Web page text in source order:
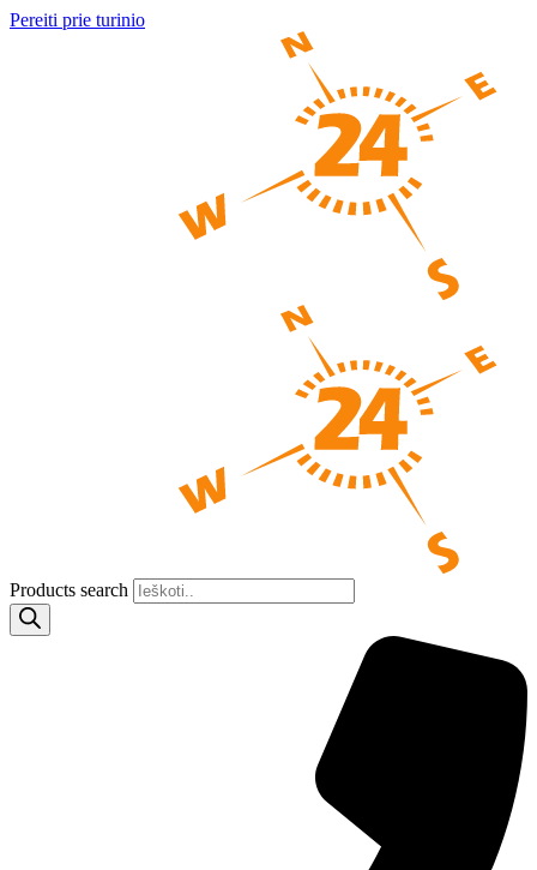
Pereiti prie turinio
Products search